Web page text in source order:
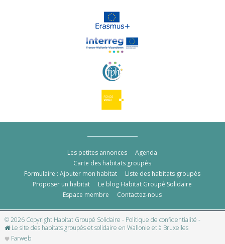
Les petites annonces
Agenda
Carte des habitats groupés
Formulaire : Ajouter mon habitat
Liste des habitats groupés
Proposer un habitat
Le blog Habitat Groupé Solidaire
Espace membre
Contactez-nous
© 2026 Copyright Habitat Groupé Solidaire - Politique de confidentialité -
Le site des habitats groupés et solidaire en Wallonie et à Bruxelles
Farweb